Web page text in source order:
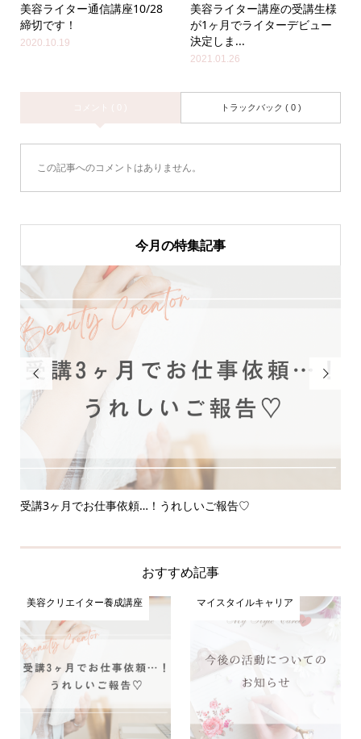
美容ライター通信講座10/28
締切です！
2020.10.19
美容ライター講座の受講生様
が1ヶ月でライターデビュー
決定しま...
2021.01.26
トラックバック ( 0 )
この記事へのコメントはありません。
今月の特集記事

受講3ヶ月でお仕事依頼…！うれしいご報告♡

おすすめ記事
美容クリエイター養成講座 マイスタイルキャリア